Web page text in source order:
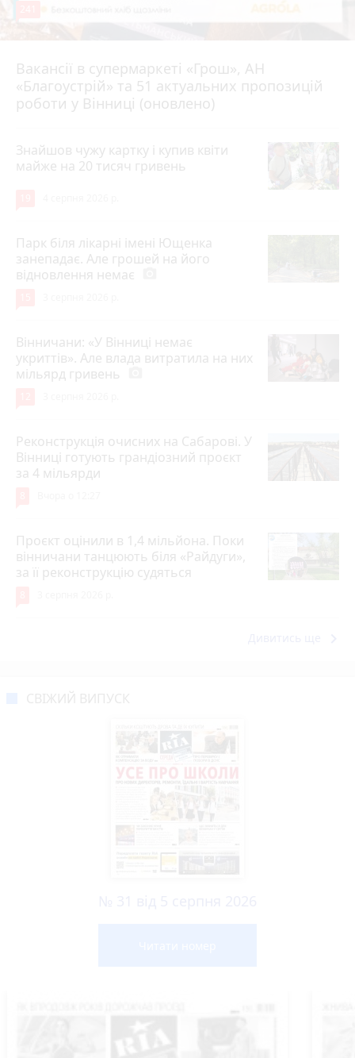
Вакансії в супермаркеті «Грош», АН
«Благоустрій» та 51 актуальних пропозицій
роботи у Вінниці (оновлено)
4 серпня 2026 р.
Знайшов чужу картку і купив квіти
майже на 20 тисяч гривень
Парк біля лікарні імені Ющенка
занепадає. Але грошей на його
відновлення немає
Вінничани: «У Вінниці немає
укриттів». Але влада витратила на них
мільярд гривень
Реконструкція очисних на Сабарові. У
Вінниці готують грандіозний проєкт
за 4 мільярди
Проєкт оцінили в 1,4 мільйона. Поки
вінничани танцюють біля «Райдуги»,
за її реконструкцію судяться